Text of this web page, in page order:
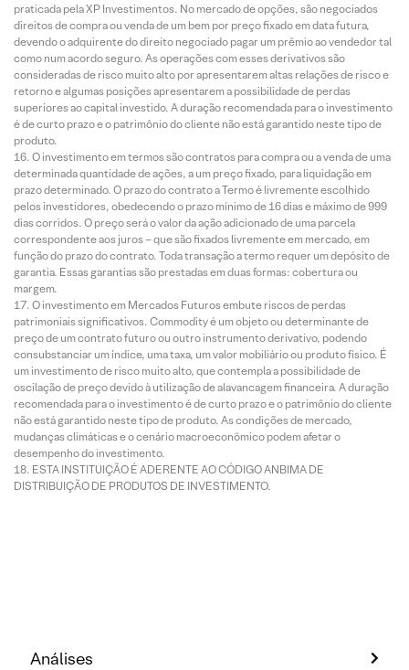
praticada pela XP Investimentos. No mercado de opções, são negociados
direitos de compra ou venda de um bem por preço fixado em data futura,
devendo o adquirente do direito negociado pagar um prêmio ao vendedor tal
como num acordo seguro. As operações com esses derivativos são
consideradas de risco muito alto por apresentarem altas relações de risco e
retorno e algumas posições apresentarem a possibilidade de perdas
superiores ao capital investido. A duração recomendada para o investimento
é de curto prazo e o patrimônio do cliente não está garantido neste tipo de
produto.
O investimento em termos são contratos para compra ou a venda de uma
determinada quantidade de ações, a um preço fixado, para liquidação em
prazo determinado. O prazo do contrato a Termo é livremente escolhido
pelos investidores, obedecendo o prazo mínimo de 16 dias e máximo de 999
dias corridos. O preço será o valor da ação adicionado de uma parcela
correspondente aos juros – que são fixados livremente em mercado, em
função do prazo do contrato. Toda transação a termo requer um depósito de
garantia. Essas garantias são prestadas em duas formas: cobertura ou
margem.
O investimento em Mercados Futuros embute riscos de perdas
patrimoniais significativos. Commodity é um objeto ou determinante de
preço de um contrato futuro ou outro instrumento derivativo, podendo
consubstanciar um índice, uma taxa, um valor mobiliário ou produto físico. É
um investimento de risco muito alto, que contempla a possibilidade de
oscilação de preço devido à utilização de alavancagem financeira. A duração
recomendada para o investimento é de curto prazo e o patrimônio do cliente
não está garantido neste tipo de produto. As condições de mercado,
mudanças climáticas e o cenário macroeconômico podem afetar o
desempenho do investimento.
ESTA INSTITUIÇÃO É ADERENTE AO CÓDIGO ANBIMA DE
DISTRIBUIÇÃO DE PRODUTOS DE INVESTIMENTO.
Análises